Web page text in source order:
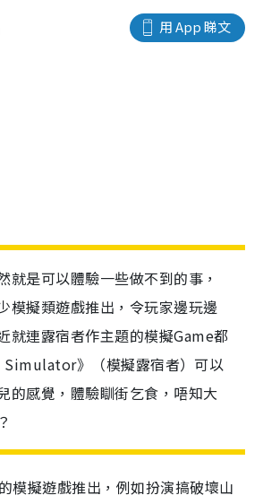
用 App 睇文
就是可以體驗一些做不到的事，
模擬類遊戲推出，令玩家邊玩邊
就連露宿者作主題的模擬Game都
Simulator》（模擬露宿者）可以
的感覺，體驗瞓街乞食，唔知大
模擬遊戲推出，例如扮演搞破壞山